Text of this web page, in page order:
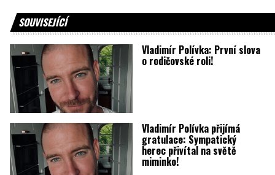
SOUVISEJÍCÍ
Vladimír Polívka: První slova
o rodičovské roli!
Vladimír Polívka přijímá
gratulace: Sympatický
herec přivítal na světě
miminko!